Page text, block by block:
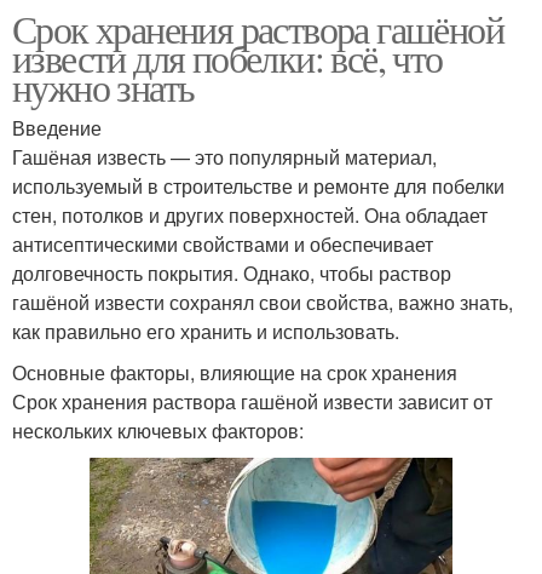
Срок хранения раствора гашёной
извести для побелки: всё, что
нужно знать
Введение
Гашёная известь — это популярный материал,
используемый в строительстве и ремонте для побелки
стен, потолков и других поверхностей. Она обладает
антисептическими свойствами и обеспечивает
долговечность покрытия. Однако, чтобы раствор
гашёной извести сохранял свои свойства, важно знать,
как правильно его хранить и использовать.
Основные факторы, влияющие на срок хранения
Срок хранения раствора гашёной извести зависит от
нескольких ключевых факторов: